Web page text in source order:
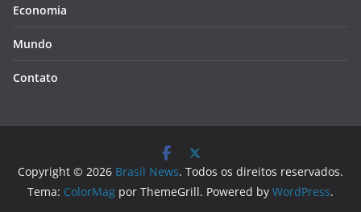
Economia
Mundo
Contato
Copyright © 2026 Brasil News. Todos os direitos reservados.
Tema: ColorMag por ThemeGrill. Powered by WordPress.